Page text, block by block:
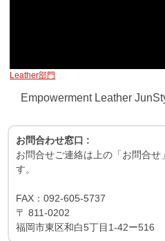
Leather部門
Empowerment Leather
お問合わせ窓口 :
お問合せご連絡は上の「お問合せ
す。
FAX：092-605-5737
〒811-0202
福岡市東区和白5丁目1-42ー516